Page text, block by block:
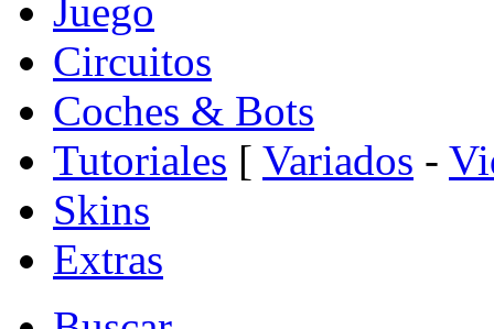
Juego
Circuitos
Coches & Bots
Tutoriales [ Variados -
Skins
Extras